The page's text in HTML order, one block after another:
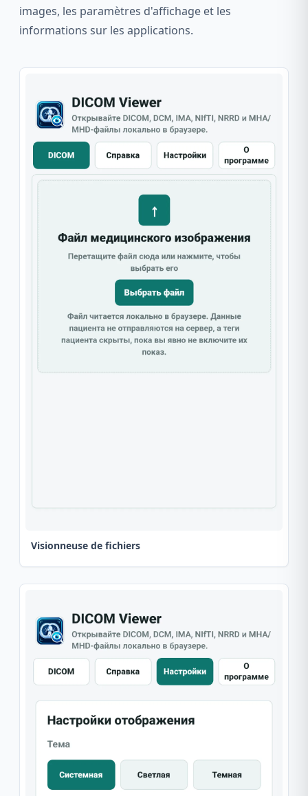
images, les paramètres d'affichage et les
informations sur les applications.
Visionneuse de fichiers